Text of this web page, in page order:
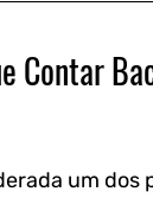
Contar
um